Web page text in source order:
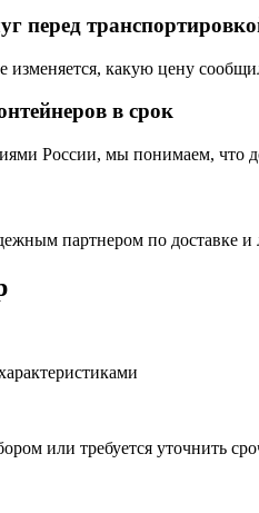
перед
изменяется, какую цену
в срок
России, мы понимаем, что
партнером по доставке и
или требуется уточнить